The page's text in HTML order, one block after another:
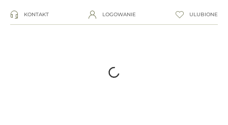
KONTAKT LOGOWANIE ULUBIONE